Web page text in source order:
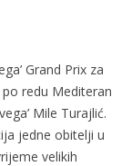
Grand Prix za
redu Mediteran
Mile Turajlić.
jedne obitelji u
velikih